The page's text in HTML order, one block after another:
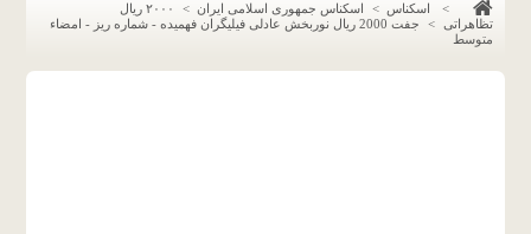
> اسکناس > اسکناس جمهوری اسلامی ایران >
٢٠٠٠ ريال
تظاهراتى >
جفت 2000 ریال نوربخش عادلی فیلیگران فهمیده - شماره ریز - امضاء
متوسط